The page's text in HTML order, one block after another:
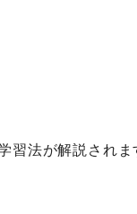
習法が解説され